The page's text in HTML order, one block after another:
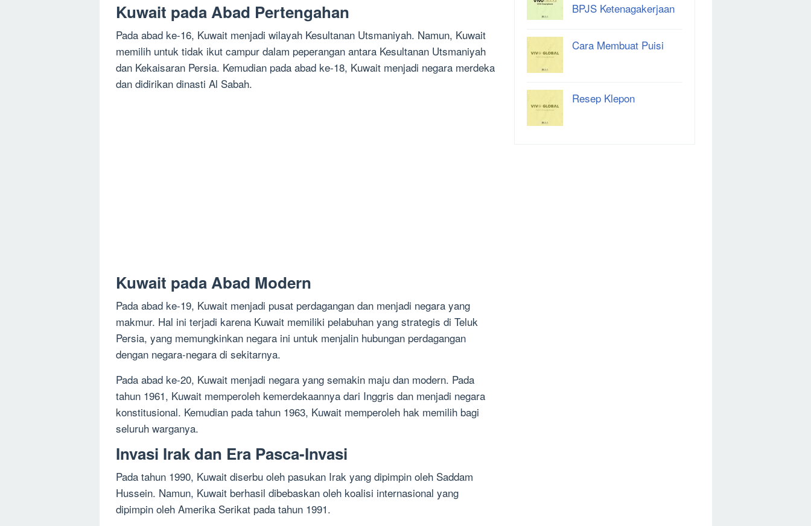
Kuwait pada Abad Pertengahan
Pada abad ke-16, Kuwait menjadi wilayah Kesultanan Utsmaniyah. Namun, Kuwait
memilih untuk tidak ikut campur dalam peperangan antara Kesultanan Utsmaniyah
dan Kekaisaran Persia. Kemudian pada abad ke-18, Kuwait menjadi negara merdeka
dan didirikan dinasti Al Sabah.
Kuwait pada Abad Modern
Pada abad ke-19, Kuwait menjadi pusat perdagangan dan menjadi negara yang
makmur. Hal ini terjadi karena Kuwait memiliki pelabuhan yang strategis di Teluk
Persia, yang memungkinkan negara ini untuk menjalin hubungan perdagangan
dengan negara-negara di sekitarnya.
Pada abad ke-20, Kuwait menjadi negara yang semakin maju dan modern. Pada
tahun 1961, Kuwait memperoleh kemerdekaannya dari Inggris dan menjadi negara
konstitusional. Kemudian pada tahun 1963, Kuwait memperoleh hak memilih bagi
seluruh warganya.
Invasi Irak dan Era Pasca-Invasi
Pada tahun 1990, Kuwait diserbu oleh pasukan Irak yang dipimpin oleh Saddam
Hussein. Namun, Kuwait berhasil dibebaskan oleh koalisi internasional yang
dipimpin oleh Amerika Serikat pada tahun 1991.
BPJS Ketenagakerjaan
Cara Membuat Puisi
Resep Klepon